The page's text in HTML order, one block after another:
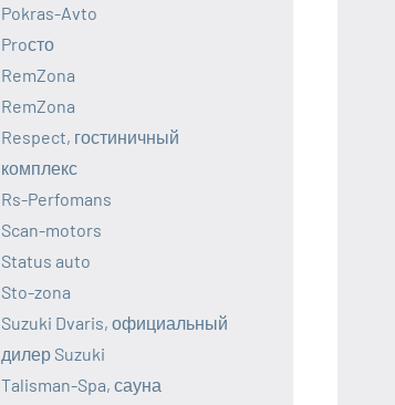
Pokras-Avto
Proсто
RemZona
RemZona
Respect, гостиничный
комплекс
Rs-Perfomans
Scan-motors
Status auto
Sto-zona
Suzuki Dvaris, официальный
дилер Suzuki
Talisman-Spa, сауна